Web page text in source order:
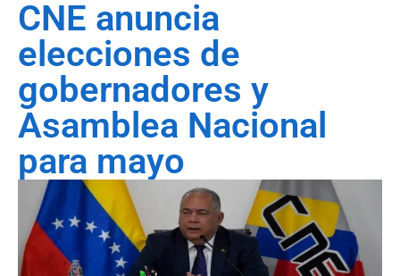
CNE anuncia
elecciones de
gobernadores y
Asamblea Nacional
para mayo